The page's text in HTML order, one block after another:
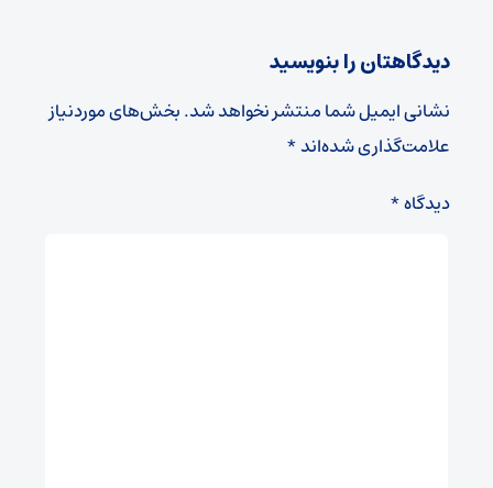
دیدگاهتان را بنویسید
نشانی ایمیل شما منتشر نخواهد شد.بخش‌های موردنیاز
علامت‌گذاری شده‌اند*
دیدگاه*